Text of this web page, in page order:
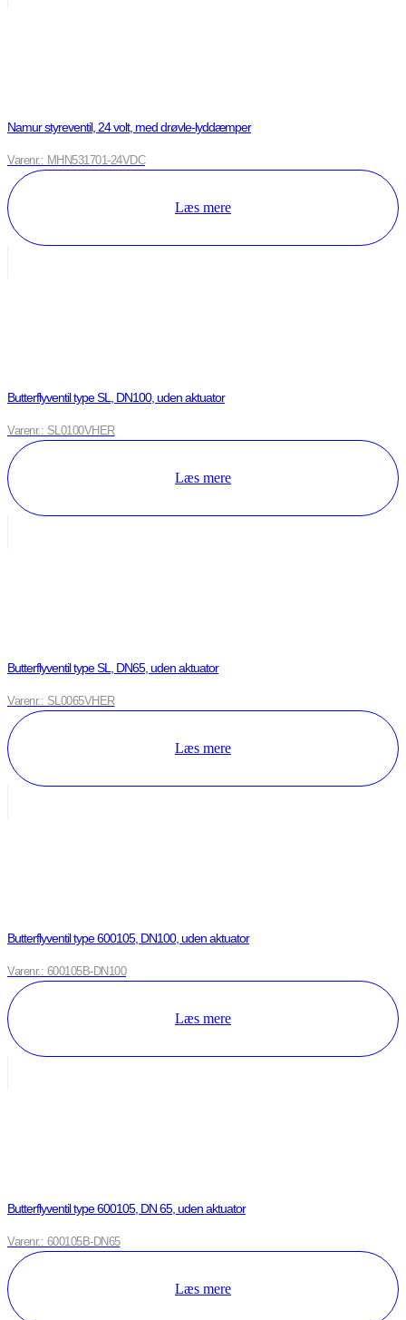
Namur styreventil, 24 volt, med drøvle-lyddæmper
Varenr.: MHN531701-24VDC
Læs mere
Butterflyventil type SL, DN100, uden aktuator
Varenr.: SL0100VHER
Læs mere
Butterflyventil type SL, DN65, uden aktuator
Varenr.: SL0065VHER
Læs mere
Butterflyventil type 600105, DN100, uden aktuator
Varenr.: 600105B-DN100
Læs mere
Butterflyventil type 600105, DN 65, uden aktuator
Varenr.: 600105B-DN65
Læs mere